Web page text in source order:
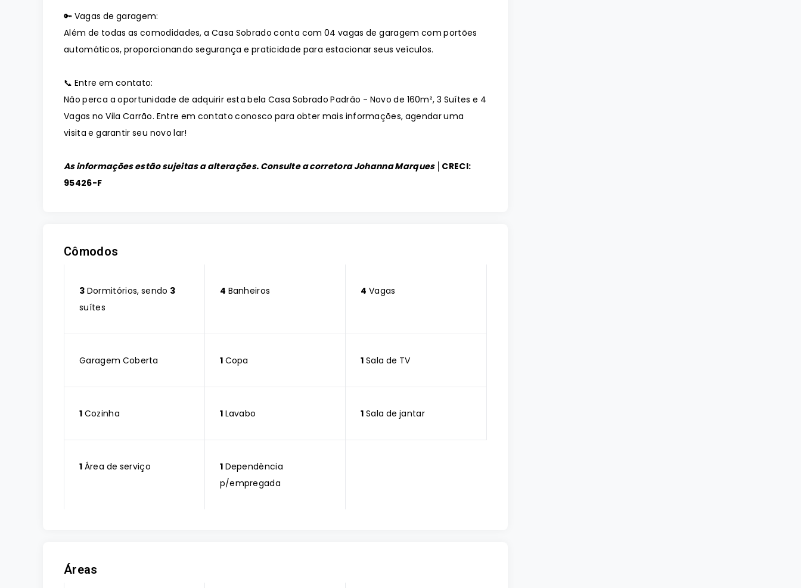
🔑 Vagas de garagem:
Além de todas as comodidades, a Casa Sobrado conta com 04 vagas de garagem com portões
automáticos, proporcionando segurança e praticidade para estacionar seus veículos.
📞 Entre em contato:
Não perca a oportunidade de adquirir esta bela Casa Sobrado Padrão - Novo de 160m², 3 Suítes e 4
Vagas no Vila Carrão. Entre em contato conosco para obter mais informações, agendar uma
visita e garantir seu novo lar!
As informações estão sujeitas a alterações. Consulte a corretora Johanna Marques │ CRECI:
95426-F
Cômodos
3 Dormitórios, sendo 3
suítes
4 Banheiros 4 Vagas
Garagem Coberta 1Copa 1 Sala de TV
1 Cozinha 1Lavabo 1 Sala de jantar
1 Área de serviço 1Dependência
p/empregada
Áreas